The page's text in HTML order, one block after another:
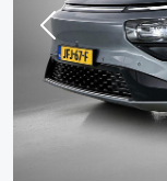
Previous